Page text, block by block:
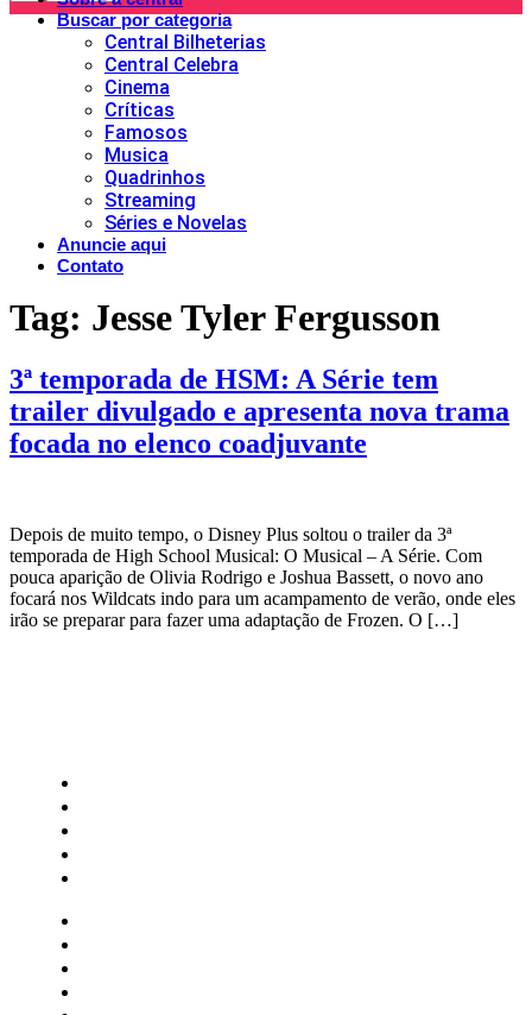
Buscar por categoria
Central Bilheterias
Central Celebra
Cinema
Críticas
Famosos
Musica
Quadrinhos
Streaming
Séries e Novelas
Anuncie aqui
Contato
Tag: Jesse Tyler Fergusson
3ª temporada de HSM: A Série tem
trailer divulgado e apresenta nova trama
focada no elenco coadjuvante
Depois de muito tempo, o Disney Plus soltou o trailer da 3ª
temporada de High School Musical: O Musical – A Série. Com
pouca aparição de Olivia Rodrigo e Joshua Bassett, o novo ano
focará nos Wildcats indo para um acampamento de verão, onde eles
irão se preparar para fazer uma adaptação de Frozen. O […]